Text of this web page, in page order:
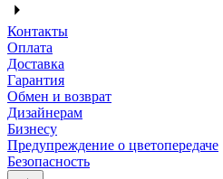
Контакты
Оплата
Доставка
Гарантия
Обмен и возврат
Дизайнерам
Бизнесу
Предупреждение о цветопередаче
Безопасность